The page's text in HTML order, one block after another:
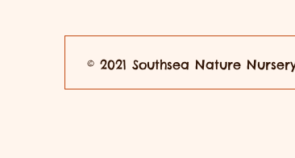
© 2021 Southsea Nature